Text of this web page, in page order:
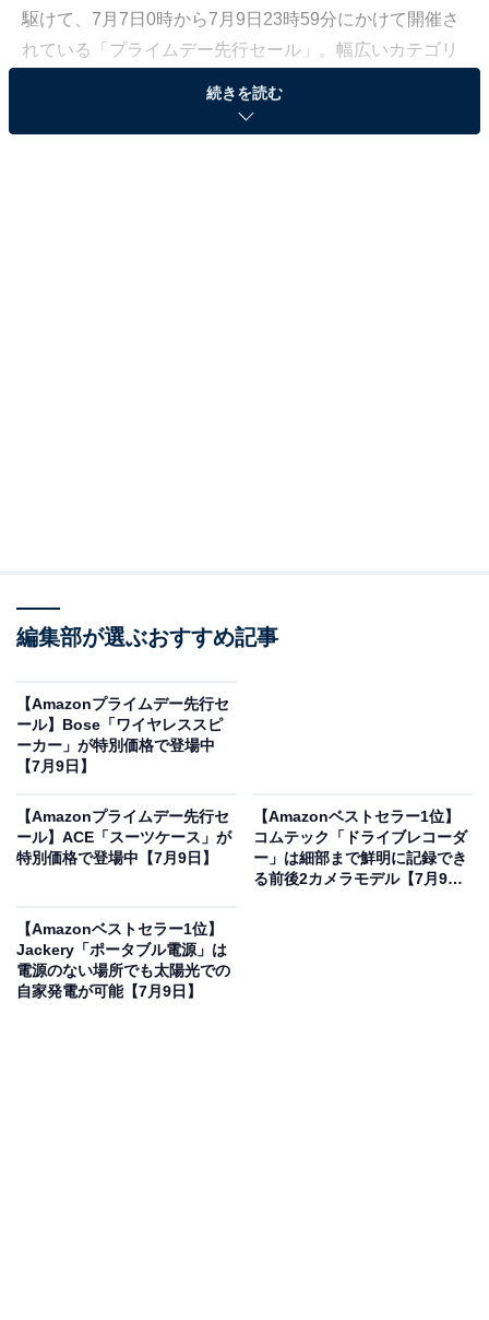
駆けて、7月7日0時から7月9日23時59分にかけて開催さ
れている「プライムデー先行セール」。幅広いカテゴリ
の商品が特別価格で購入できる特別な期間です。本記事
では、人気商品の中からAll About ニュース編集部が厳選
※以下のセール情報は2026年7月9日15時30分現在のも
のです。値段の変更、売り切れの場合もあります。
いもの部
Amazonのセール商品から売れ筋ランキングまで、毎日のお買いも
る独自レビューなど、ここでしか手に入らない情報も満載です。
※本記事で紹介している商品の購入やサービスの利用により、売上の一部が
オールアバウトに還元されることがあります。
続きを読む
編集部が選ぶおすすめ記事
【Amazonプライムデー先行セ
ール】Bose「ワイヤレススピ
ーカー」が特別価格で登場中
【7月9日】
【Amazonプライムデー先行セ
ール】ACE「スーツケース」が
特別価格で登場中【7月9日】
【Amazonベストセラー1位】
コムテック「ドライブレコーダ
ー」は細部まで鮮明に記録でき
る前後2カメラモデル【7月9
【Amazonベストセラー1位】
Jackery「ポータブル電源」は
電源のない場所でも太陽光での
自家発電が可能【7月9日】